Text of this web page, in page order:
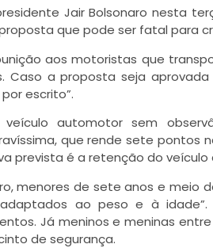
Jair Bolsonaro nesta
que pode ser fatal para
aos motoristas que
Caso a proposta seja
escrito”.
automotor sem
que rende sete pontos
prevista é a retenção do
menores de sete anos e meio
ao peso e à
Já meninos e meninas
de segurança.